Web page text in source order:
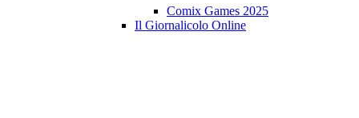
Comix Games 2025
Il Giornalicolo Online